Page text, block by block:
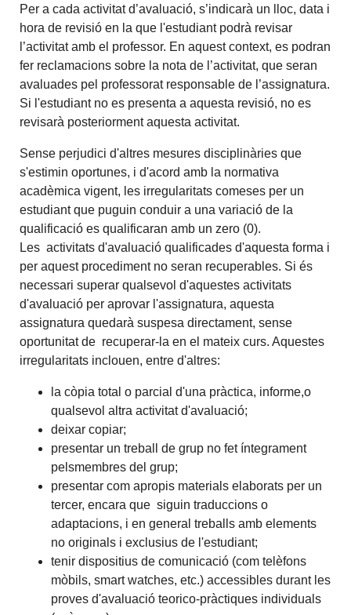
Per a cada activitat d’avaluació, s’indicarà un lloc, data i
hora de revisió en la que l'estudiant podrà revisar
l’activitat amb el professor. En aquest context, es podran
fer reclamacions sobre la nota de l’activitat, que seran
avaluades pel professorat responsable de l’assignatura.
Si l'estudiant no es presenta a aquesta revisió, no es
revisarà posteriorment aquesta activitat.
Sense perjudici d'altres mesures disciplinàries que
s'estimin oportunes, i d'acord amb la normativa
acadèmica vigent, les irregularitats comeses per un
estudiant que puguin conduir a una variació de la
qualificació es qualificaran amb un zero (0).
Les activitats d'avaluació qualificades d'aquesta forma i
per aquest procediment no seran recuperables. Si és
necessari superar qualsevol d'aquestes activitats
d'avaluació per aprovar l'assignatura, aquesta
assignatura quedarà suspesa directament, sense
oportunitat de recuperar-la en el mateix curs. Aquestes
irregularitats inclouen, entre d'altres:
la còpia total o parcial d'una pràctica, informe,o
qualsevol altra activitat d'avaluació;
deixar copiar;
presentar un treball de grup no fet íntegrament
pelsmembres del grup;
presentar com apropis materials elaborats per un
tercer, encara que siguin traduccions o
adaptacions, i en general treballs amb elements
no originals i exclusius de l'estudiant;
tenir dispositius de comunicació (com telèfons
mòbils, smart watches, etc.) accessibles durant les
proves d'avaluació teorico-pràctiques individuals